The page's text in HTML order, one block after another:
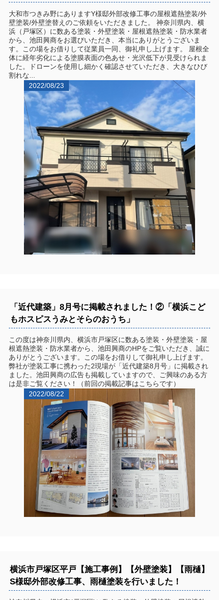
2022/08/23
大和市つきみ野にありますY様邸外部改修工事の屋根遮熱塗装/外
壁塗装/外壁塗替えのご依頼をいただきました。 神奈川県内、横
浜（戸塚区）に数ある塗装・外壁塗装・屋根遮熱塗装・防水業者
から、池田興商をお選びいただき、本当にありがとうございま
す。この場をお借りして従業員一同、御礼申し上げます。 屋根全
体に経年劣化による塗膜表面の色あせ・光沢低下が見受けられま
した。ドローンを使用し細かく確認させていただき、大きなひび
割れな...
2022/08/22
「近代建築」8月号に掲載されました！②「横浜こど
もホスピスうみとそらのおうち」
この度は神奈川県内、横浜市戸塚区に数ある塗装・外壁塗装・屋
根遮熱塗装・防水業者から、池田興商のHPをご覧いただき、誠に
ありがとうございます。この場をお借りして御礼申し上げます。
弊社が塗装工事に携わった2現場が「近代建築8月号」に掲載され
ました。池田興商の広告も掲載していますので、ご興味のある方
は是非ご覧ください！（前回の掲載記事はこちらです）
横浜市戸塚区平戸【施工事例】【外壁塗装】【雨樋】
S様邸外部改修工事、雨樋塗装を行いました！